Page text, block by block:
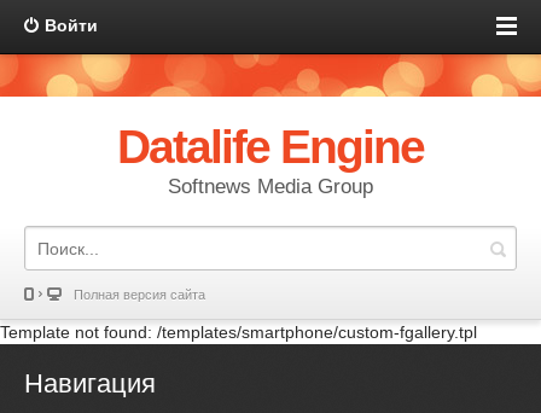
Войти
Datalife Engine
Softnews Media Group
Полная версия сайта
Template not found: /templates/smartphone/custom-fgallery.tpl
Навигация